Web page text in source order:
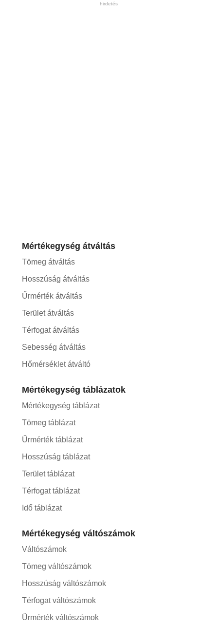
hirdetés
Mértékegység átváltás
Tömeg átváltás
Hosszúság átváltás
Űrmérték átváltás
Terület átváltás
Térfogat átváltás
Sebesség átváltás
Hőmérséklet átváltó
Mértékegység táblázatok
Mértékegység táblázat
Tömeg táblázat
Űrmérték táblázat
Hosszúság táblázat
Terület táblázat
Térfogat táblázat
Idő táblázat
Mértékegység váltószámok
Váltószámok
Tömeg váltószámok
Hosszúság váltószámok
Térfogat váltószámok
Űrmérték váltószámok